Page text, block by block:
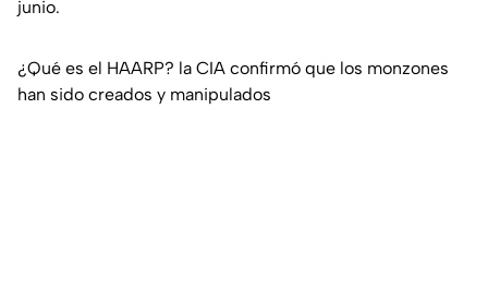
junio.
¿Qué es el HAARP? la CIA confirmó que los monzones
han sido creados y manipulados